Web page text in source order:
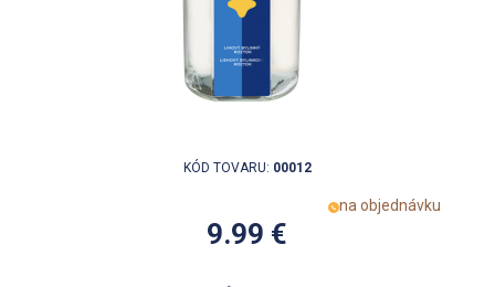
KÓD TOVARU: 00012
na objednávku
9.99 €